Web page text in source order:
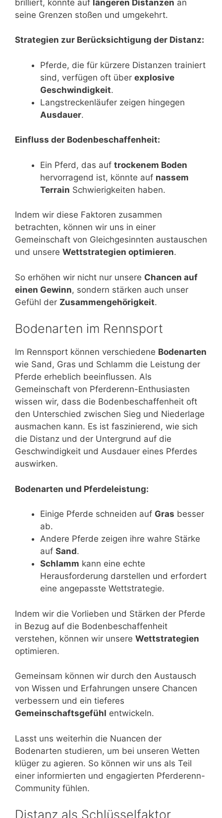
brilliert, könnte auf längeren Distanzen an
seine Grenzen stoßen und umgekehrt.
Strategien zur Berücksichtigung der Distanz:
Pferde, die für kürzere Distanzen trainiert
sind, verfügen oft über explosive
Geschwindigkeit.
Langstreckenläufer zeigen hingegen
Ausdauer.
Einfluss der Bodenbeschaffenheit:
Ein Pferd, das auf trockenem Boden
hervorragend ist, könnte auf nassem
Terrain Schwierigkeiten haben.
Indem wir diese Faktoren zusammen
betrachten, können wir uns in einer
Gemeinschaft von Gleichgesinnten austauschen
und unsere Wettstrategien optimieren.
So erhöhen wir nicht nur unsere Chancen auf
einen Gewinn, sondern stärken auch unser
Gefühl der Zusammengehörigkeit.
Bodenarten im Rennsport
Im Rennsport können verschiedene Bodenarten
wie Sand, Gras und Schlamm die Leistung der
Pferde erheblich beeinflussen. Als
Gemeinschaft von Pferderenn-Enthusiasten
wissen wir, dass die Bodenbeschaffenheit oft
den Unterschied zwischen Sieg und Niederlage
ausmachen kann. Es ist faszinierend, wie sich
die Distanz und der Untergrund auf die
Geschwindigkeit und Ausdauer eines Pferdes
auswirken.
Bodenarten und Pferdeleistung:
Einige Pferde schneiden auf Gras besser
ab.
Andere Pferde zeigen ihre wahre Stärke
auf Sand.
Schlamm kann eine echte
Herausforderung darstellen und erfordert
eine angepasste Wettstrategie.
Indem wir die Vorlieben und Stärken der Pferde
in Bezug auf die Bodenbeschaffenheit
verstehen, können wir unsere Wettstrategien
optimieren.
Gemeinsam können wir durch den Austausch
von Wissen und Erfahrungen unsere Chancen
verbessern und ein tieferes
Gemeinschaftsgefühl entwickeln.
Lasst uns weiterhin die Nuancen der
Bodenarten studieren, um bei unseren Wetten
klüger zu agieren. So können wir uns als Teil
einer informierten und engagierten Pferderenn-
Community fühlen.
Distanz als Schlüsselfaktor